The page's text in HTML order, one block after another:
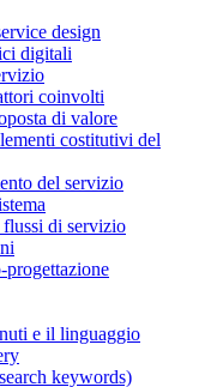
design
digitali
coinvolti
di valore
costitutivi del
del servizio
flussi di servizio
progettazione
e il linguaggio
keywords)